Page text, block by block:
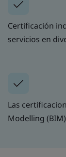
Certificación
servicios en
Las
Modelling